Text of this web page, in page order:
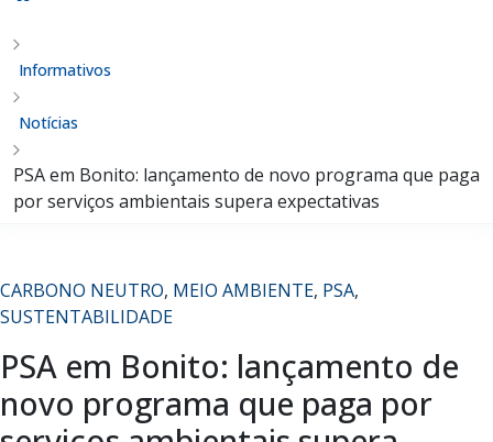
Informativos
Notícias
PSA em Bonito: lançamento de novo programa que paga
por serviços ambientais supera expectativas
CARBONO NEUTRO, MEIO AMBIENTE, PSA,
SUSTENTABILIDADE
PSA em Bonito: lançamento de
novo programa que paga por